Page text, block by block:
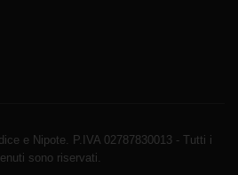
e Nipote. P.IVA 02787830013 - Tutti i
sono riservati.